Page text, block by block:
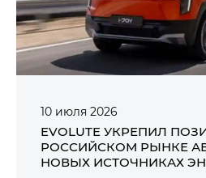
10 июля 2026
EVOLUTE УКРЕПИЛ
РОССИЙСКОМ РЫНКЕ
НОВЫХ ИСТОЧНИКАХ